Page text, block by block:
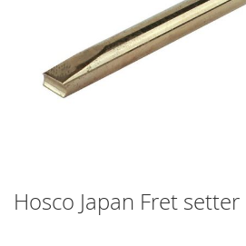
Hosco Japan Fret setter
to
the